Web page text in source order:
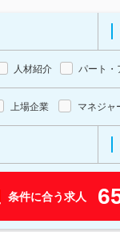
人材紹介 パート・
上場企業 マネジャ
条件に合う求人